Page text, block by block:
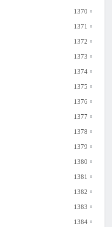
1370
1371
1372
1373
1374
1375
1376
1377
1378
1379
1380
1381
1382
1383
1384